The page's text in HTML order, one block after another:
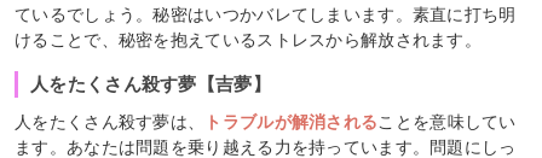
ているでしょう。秘密はいつかバレてしまいます。素直に打ち明
けることで、秘密を抱えているストレスから解放されます。
人をたくさん殺す夢【吉夢】
人をたくさん殺す夢は、 トラブルが解消されることを意味してい
ます。あなたは問題を乗り越える力を持っています。問題にしっ